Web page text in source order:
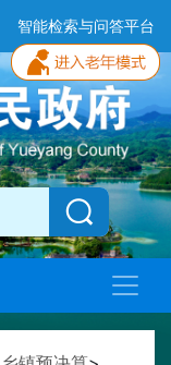
智能检索与问答平台